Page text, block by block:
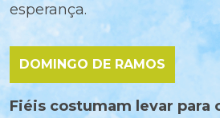
esperança.
DOMINGO DE RAMOS
Fiéis costumam levar para